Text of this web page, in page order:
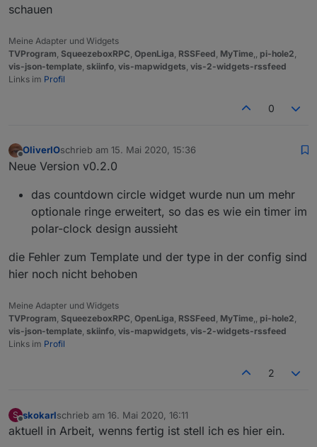
schauen
Meine Adapter und Widgets
TVProgram SqueezeboxRPC OpenLiga RSSFeed MyTime pi-hole2
vis-json-template skiinfo vis-mapwidgets vis-2-widgets-rssfeed
Links im Profil
0
Offline
OliverIOschrieb am 15. Mai 2020, 15:36
zuletzt editiert von
Neue Version v0.2.0
das countdown circle widget wurde nun um mehr
optionale ringe erweitert, so das es wie ein timer im
polar-clock design aussieht
die Fehler zum Template und der type in der config sind
hier noch nicht behoben
Meine Adapter und Widgets
TVProgram, SqueezeboxRPC, OpenLiga, RSSFeed, MyTime,, pi-hole2,
vis-json-template, skiinfo, vis-mapwidgets, vis-2-widgets-rssfeed
Links im Profil
2
S
Offline
skokarlschrieb am 16. Mai 2020, 16:11
zuletzt editiert von
aktuell in Arbeit, wenns fertig ist stell ich es hier ein.